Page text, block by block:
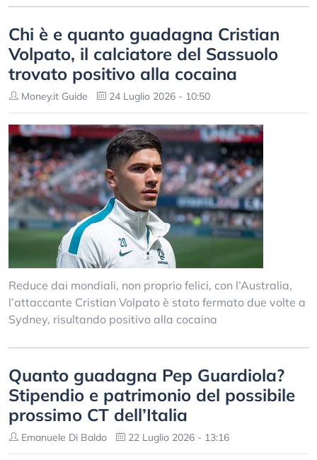
Chi è e quanto guadagna Cristian
Volpato, il calciatore del Sassuolo
trovato positivo alla cocaina
Money.it Guide 24 Luglio 2026 - 10:50
Reduce dai mondiali, non proprio felici, con l’Australia,
l’attaccante Cristian Volpato è stato fermato due volte a
Sydney, risultando positivo alla cocaina
Quanto guadagna Pep Guardiola?
Stipendio e patrimonio del possibile
prossimo CT dell’Italia
Emanuele Di Baldo 22 Luglio 2026 - 13:16